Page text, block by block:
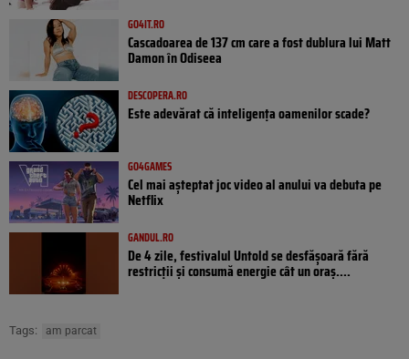
GO4IT.RO
Cascadoarea de 137 cm care a fost dublura lui Matt
Damon în Odiseea
DESCOPERA.RO
Este adevărat că inteligența oamenilor scade?
GO4GAMES
Cel mai așteptat joc video al anului va debuta pe
Netflix
GANDUL.RO
De 4 zile, festivalul Untold se desfășoară fără
restricții și consumă energie cât un oraș....
Tags: am parcat